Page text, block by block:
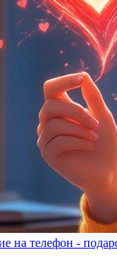
на телефон -